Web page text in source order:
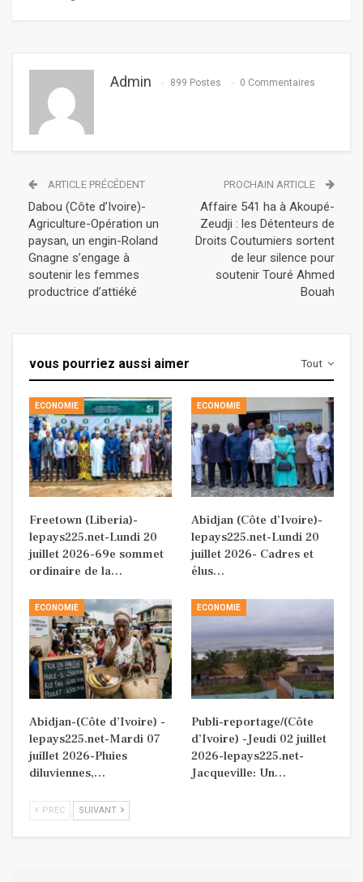
Admin 899 Postes 0 Commentaires
ARTICLE PRÉCÉDENT
Dabou (Côte d’Ivoire)-
Agriculture-Opération un
paysan, un engin-Roland
Gnagne s’engage à
soutenir les femmes
productrice d’attiéké
PROCHAIN ARTICLE
Affaire 541 ha à Akoupé-
Zeudji : les Détenteurs de
Droits Coutumiers sortent
de leur silence pour
soutenir Touré Ahmed
Bouah
Tout
vous pourriez aussi aimer
ECONOMIE
Freetown (Liberia)-
lepays225.net-Lundi 20
juillet 2026-69e sommet
ordinaire de la…
ECONOMIE
Abidjan (Côte d’Ivoire)-
lepays225.net-Lundi 20
juillet 2026- Cadres et
élus…
ECONOMIE
Abidjan-(Côte d’Ivoire) -
lepays225.net-Mardi 07
juillet 2026-Pluies
diluviennes,…
ECONOMIE
Publi-reportage/(Côte
d’Ivoire) -Jeudi 02 juillet
2026-lepays225.net-
Jacqueville: Un…
PREC SUIVANT